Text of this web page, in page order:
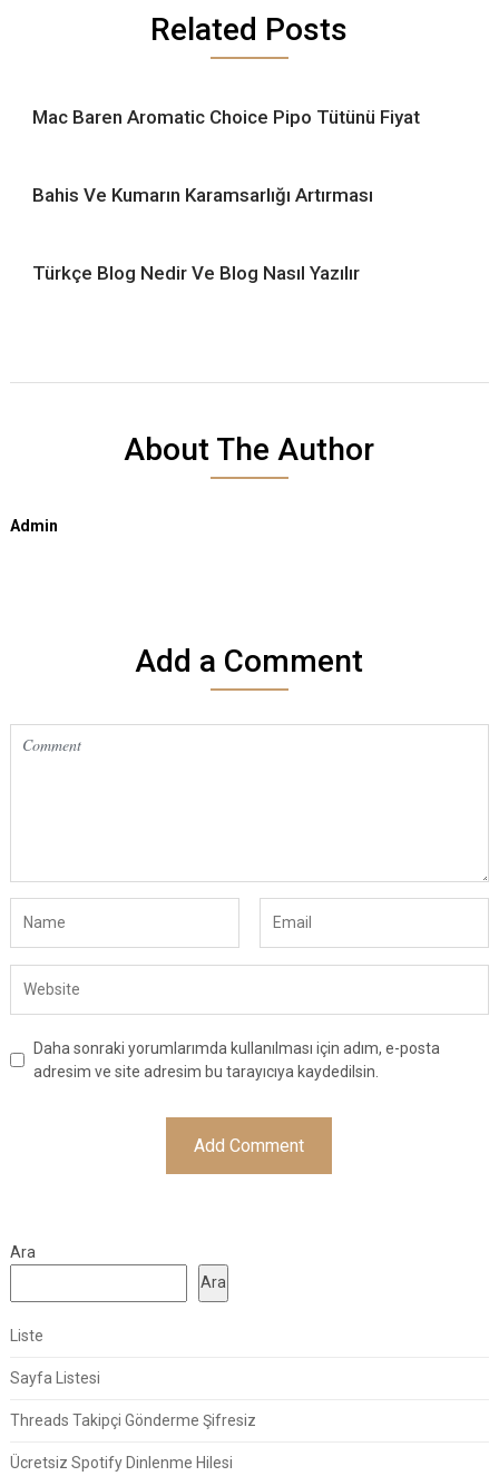
Related Posts
Mac Baren Aromatic Choice Pipo Tütünü Fiyat
Bahis Ve Kumarın Karamsarlığı Artırması
Türkçe Blog Nedir Ve Blog Nasıl Yazılır
About The Author
Admin
Add a Comment
Daha sonraki yorumlarımda kullanılması için adım, e-posta
adresim ve site adresim bu tarayıcıya kaydedilsin.
Ara
Ara
Liste
Sayfa Listesi
Threads Takipçi Gönderme Şifresiz
Ücretsiz Spotify Dinlenme Hilesi